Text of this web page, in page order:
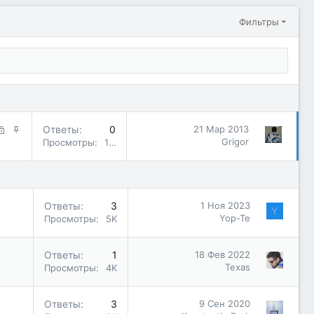
Фильтры
н
Ответы 0
Просмотры 14K
21 Мар 2013
Grigor
Ответы 3
Просмотры 5K
1 Ноя 2023
Yop-Te
Y
Ответы 1
Просмотры 4K
18 Фев 2022
Texas
Ответы 3
9 Сен 2020